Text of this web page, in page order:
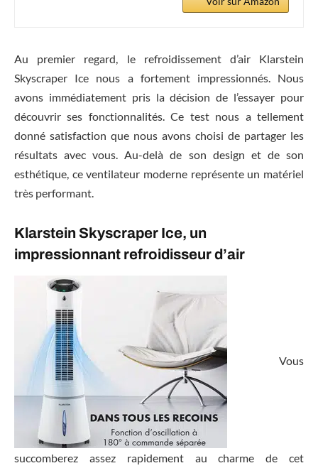
Au premier regard, le refroidissement d’air Klarstein
Skyscraper Ice nous a fortement impressionnés. Nous
avons immédiatement pris la décision de l’essayer pour
découvrir ses fonctionnalités. Ce test nous a tellement
donné satisfaction que nous avons choisi de partager les
résultats avec vous. Au-delà de son design et de son
esthétique, ce ventilateur moderne représente un matériel
très performant.
Klarstein Skyscraper Ice, un
impressionnant refroidisseur d’air
Vous
succomberez assez rapidement au charme de cet